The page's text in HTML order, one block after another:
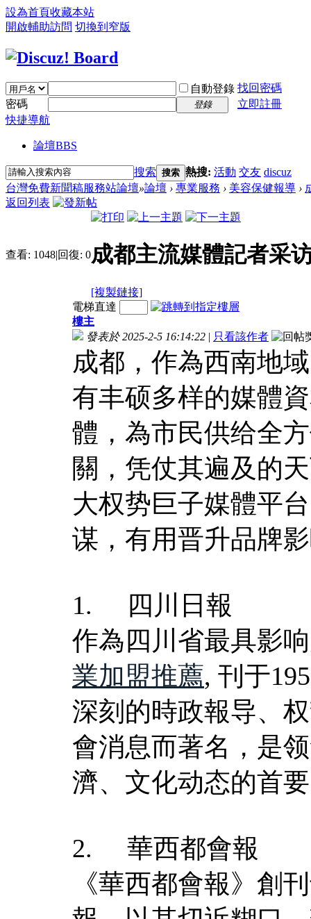
設為首頁收藏本站
開啟輔助訪問 切換到窄版
自動登錄 找回密碼
密碼
登錄
立即註冊
快捷導航
論壇BBS
搜索 搜索 熱搜: 活動 交友 discuz
台灣免費新聞稿服務站論壇»論壇 › 專業服務 › 美容保健報導 ›
返回列表
查看: 1048|回復: 0成都主流媒體記者采
[複製鏈接]
電梯直達
樓主
發表於 2025-2-5 16:14:22 | 只看該作者
成都，作為西南地
有丰硕多样的媒體
體，為市民供给全
關，凭仗其遍及的
大权势巨子媒體平
谋，有用晋升品牌
1. 四川日報
作為四川省最具影
業加盟推薦, 刊于
深刻的時政報导、
會消息而著名，是
濟、文化动态的首
2. 華西都會報
《華西都會報》創